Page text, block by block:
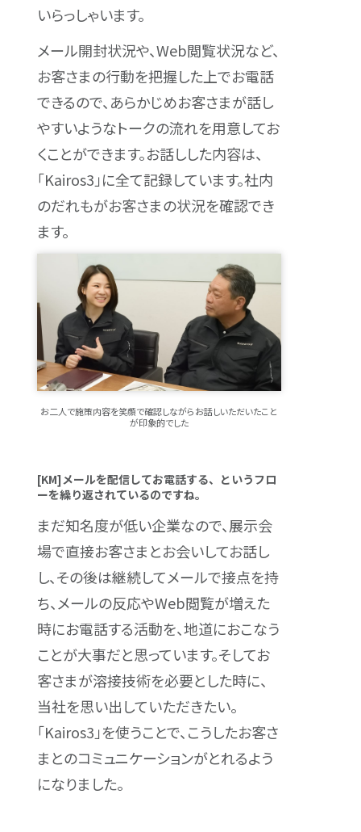
いらっしゃいます。
メール開封状況や、Web閲覧状況など、
お客さまの行動を把握した上でお電話
できるので、あらかじめお客さまが話し
やすいようなトークの流れを用意してお
くことができます。お話しした内容は、
「Kairos3」に全て記録しています。社内
のだれもがお客さまの状況を確認でき
ます。
お二人で施策内容を笑顔で確認しながらお話しいただいたこと
が印象的でした
[KM]メールを配信してお電話する、というフロ
ーを繰り返されているのですね。
まだ知名度が低い企業なので、展示会
場で直接お客さまとお会いしてお話し
し、その後は継続してメールで接点を持
ち、メールの反応やWeb閲覧が増えた
時にお電話する活動を、地道におこなう
ことが大事だと思っています。そしてお
客さまが溶接技術を必要とした時に、
当社を思い出していただきたい。
「Kairos3」を使うことで、こうしたお客さ
まとのコミュニケーションがとれるよう
になりました。